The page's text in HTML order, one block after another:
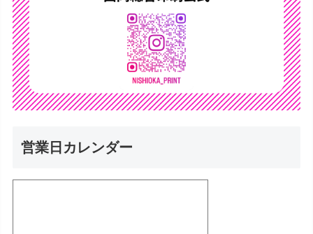
営業日カレンダー